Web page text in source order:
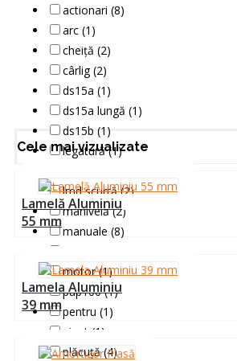
actionari (8)
arc (1)
cheiță (2)
cârlig (2)
ds15a (1)
ds15a lungă (1)
ds15b (1)
legatură (1)
lmd scurtă (2)
manivelă (2)
manuale (8)
motor (1)
pap100 (1)
pentru (1)
pivot (1)
plăcuță (4)
Cele mai vizualizate
Lamelă Aluminiu
55 mm
Lamela Aluminiu
39 mm